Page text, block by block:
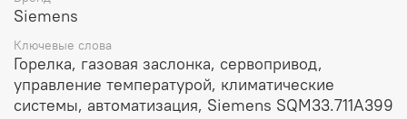
Siemens
Ключевые слова
Горелка, газовая заслонка, сервопривод,
управление температурой, климатические
системы, автоматизация, Siemens SQM33.711A399